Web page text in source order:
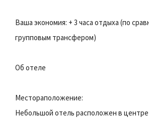
Ваша экономия: + 3 часа отдыха (по
групповым трансфером)
Об отеле
Местораположение:
Небольшой отель расположен в